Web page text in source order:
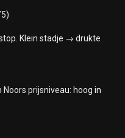
Klein stadje → drukte
prijsniveau: hoog in